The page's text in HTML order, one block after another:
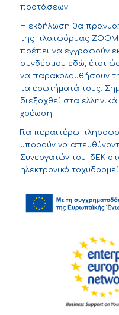
προτάσεων.
Η εκδήλωση θα
της πλατφόρμας
πρέπει να εγγραφούν
συνδέσμου εδώ, έτσι
να παρακολουθήσουν
τα ερωτήματά τους.
διεξαχθεί στα
χρέωση.
Για περαιτέρω
μπορούν να
Συνεργατών του ΙδΕΚ
ηλεκτρονικό